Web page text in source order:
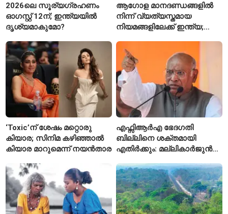
2026ലെ സൂര്യഗ്രഹണം
ഓഗസ്റ്റ് 12ന്; ഇന്ത്യയിൽ
ദൃശ്യമാകുമോ?
ആഗോള മാനദണ്ഡങ്ങളിൽ
നിന്ന് വ്യത്യസ്തമായ
നിയമങ്ങളിലേക്ക് ഇന്ത്യ;
സമ്മർദം
‘Toxic’ന് ശേഷം മറ്റൊരു
കിയാര; സിനിമ കഴിഞ്ഞാൽ
കിയാര മാറുമെന്ന് നയൻതാര
എഫ്സിആർഎ ഭേദഗതി
ബില്ലിനെ ശക്തമായി
എതിർക്കും: മല്ലികാർജുൻ